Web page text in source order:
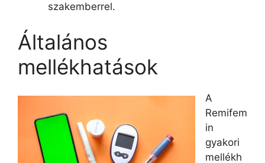
szakemberrel.
Általános
mellékhatások
A
Remifem
in
gyakori
mellékh